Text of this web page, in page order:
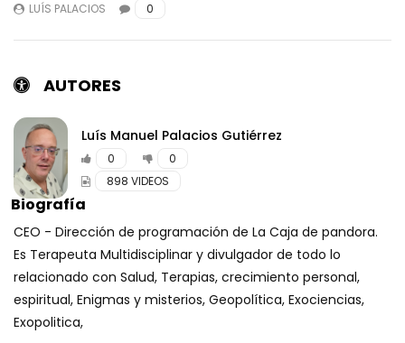
A GRANDES MALES, GRANDES REMEDIOS
CAJADEPANDORA
CAJADEPANDORA
LOS MAGOS NEGROS DEL PLANETA con
Endika Drame
LUÍS PALACIOS 0
Luís Manuel Palacios Gutiérrez
0
0
898 VIDEOS
CEO - Dirección de programación de La Caja de pandora.
Es Terapeuta Multidisciplinar y divulgador de todo lo
relacionado con Salud, Terapias, crecimiento personal,
espiritual, Enigmas y misterios, Geopolítica, Exociencias,
Exopolitica,